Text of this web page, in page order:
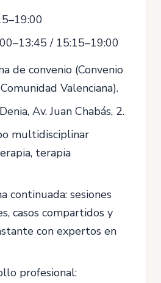
/ 15:15–19:00
de convenio (Convenio
Valenciana).
Av. Juan Chabás, 2.
multidisciplinar
terapia
continuada: sesiones
casos compartidos y
con expertos en
profesional: